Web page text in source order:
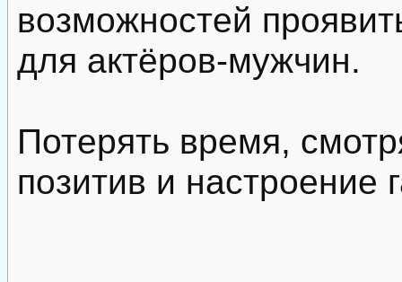
возможностей
для актёров-мужчин.
Потерять время,
позитив и настроение